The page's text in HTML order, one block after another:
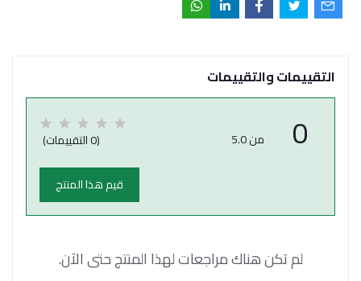
التقييمات والتقييمات
0 من 5.0 (0 التقييمات)
قيم هذا المنتج
لم تكن هناك مراجعات لهذا المنتج حتى الآن.